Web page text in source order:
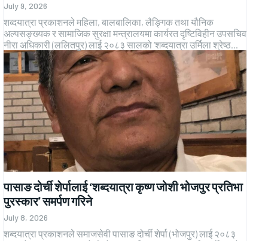
July 9, 2026
शब्दयात्रा प्रकाशनले महिला, बालबालिका, लैङ्गिक तथा यौनिक
अल्पसङ्ख्यक र सामाजिक सुरक्षा मन्त्रालयमा कार्यरत दृष्टिविहीन उपसचिव
नीरा अधिकारी (ललितपुर) लाई २०८३ सालको ‘शब्दयात्रा उर्मिला श्रेष्ठ...
पासाङ दोर्ची शेर्पालाई ‘शब्दयात्रा कृष्ण जोशी भोजपुर प्रतिभा
पुरस्कार’ समर्पण गरिने
July 8, 2026
शब्दयात्रा प्रकाशनले समाजसेवी पासाङ दोर्ची शेर्पा (भोजपुर) लाई २०८३